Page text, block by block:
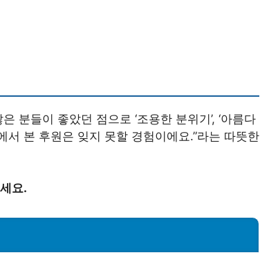
분들이 좋았던 점으로 ‘조용한 분위기’, ‘아름다
서 본 후원은 잊지 못할 경험이에요.”라는 따뜻한
요.